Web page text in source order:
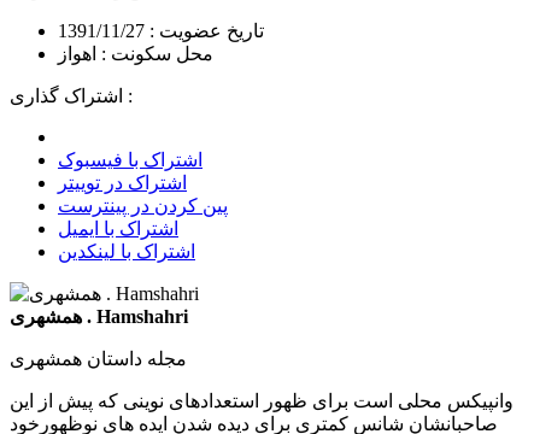
تاریخ عضویت : 1391/11/27
محل سکونت : اهواز
اشتراک گذاری :
اشتراک با فیسبوک
اشتراک در توییتر
پین کردن در پینترست
اشتراک با ایمیل
اشتراک با لینکدین
همشهری . Hamshahri
مجله داستان همشهری
وانپیکس محلی است برای ظهور استعدادهای نوینی که پیش از این
صاحبانشان شانس کمتری برای دیده شدن ایده های نوظهورخود